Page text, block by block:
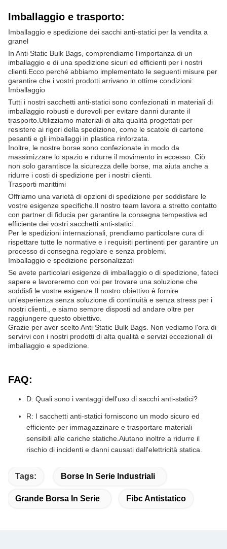
Imballaggio e trasporto:
Imballaggio e spedizione dei sacchi anti-statici per la vendita a
granel
In Anti Static Bulk Bags, comprendiamo l'importanza di un
imballaggio e di una spedizione sicuri ed efficienti per i nostri
clienti.Ecco perché abbiamo implementato le seguenti misure per
garantire che i vostri prodotti arrivano in ottime condizioni:
Imballaggio
Tutti i nostri sacchetti anti-statici sono confezionati in materiali di
imballaggio robusti e durevoli per evitare danni durante il
trasporto.Utilizziamo materiali di alta qualità progettati per
resistere ai rigori della spedizione, come le scatole di cartone
pesanti e gli imballaggi in plastica rinforzata.
Inoltre, le nostre borse sono confezionate in modo da
massimizzare lo spazio e ridurre il movimento in eccesso. Ciò
non solo garantisce la sicurezza delle borse, ma aiuta anche a
ridurre i costi di spedizione per i nostri clienti.
Trasporti marittimi
Offriamo una varietà di opzioni di spedizione per soddisfare le
vostre esigenze specifiche.Il nostro team lavora a stretto contatto
con partner di fiducia per garantire la consegna tempestiva ed
efficiente dei vostri sacchetti anti-statici.
Per le spedizioni internazionali, prendiamo particolare cura di
rispettare tutte le normative e i requisiti pertinenti per garantire un
processo di consegna regolare e senza problemi.
Imballaggio e spedizione personalizzati
Se avete particolari esigenze di imballaggio o di spedizione, fateci
sapere e lavoreremo con voi per trovare una soluzione che
soddisfi le vostre esigenze.Il nostro obiettivo è fornire
un'esperienza senza soluzione di continuità e senza stress per i
nostri clienti., e siamo sempre disposti ad andare oltre per
raggiungere questo obiettivo.
Grazie per aver scelto Anti Static Bulk Bags. Non vediamo l'ora di
servirvi con i nostri prodotti di alta qualità e servizi eccezionali di
imballaggio e spedizione.
FAQ:
D: Quali sono i vantaggi dell'uso di sacchi anti-statici?
R: I sacchetti anti-statici forniscono un modo sicuro ed
efficiente per immagazzinare e trasportare materiali
sensibili alle cariche statiche.Aiutano inoltre a ridurre il
rischio di incidenti e danni causati dall'elettricità statica.
Tags: Borse In Serie Industriali
Grande Borsa In Serie Fibc Antistatico